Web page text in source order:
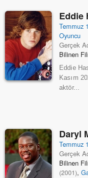
Eddie
Temmuz
Oyuncu
Gerçek
Bilinen
Eddie
Kasım
aktör...
Daryl
Temmuz
Gerçek
Bilinen
(2001),